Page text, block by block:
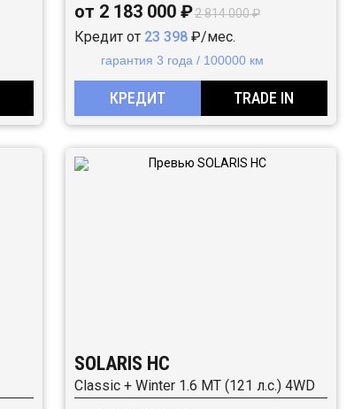
от 2 183 000 ₽2 814 000 ₽
Кредит от 23 398₽/мес.
гарантия 3 года / 100000 км
КРЕДИТ TRADE IN
SOLARIS HC
Classic + Winter 1.6 MT (121 л.с.) 4WD